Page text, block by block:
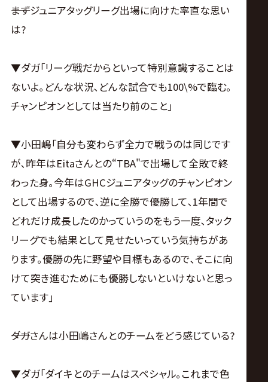
――まずジュニアタッグリーグ出場に向けた率直な思い
は?
▼ダガ｢リーグ戦だからといって特別意識することは
ないよ｡どんな状況､どんな試合でも100\%で臨む｡
チャンピオンとしては当たり前のこと｣
▼小田嶋｢自分も変わらず全力で戦うのは同じです
が､昨年はEitaさんとの“TBA"で出場して全敗で終
わった身｡今年はGHCジュニアタッグのチャンピオン
として出場するので､逆に全勝で優勝して､1年間で
どれだけ成長したのかっていうのをもう一度､タック
リーグでも結果として見せたいっていう気持ちがあ
ります｡優勝の先に野望や目標もあるので､そこに向
けて突き進むためにも優勝しないといけないと思っ
ています｣
――ダガさんは小田嶋さんとのチームをどう感じている?
▼ダガ｢ダイキとのチームはスペシャル｡これまで色